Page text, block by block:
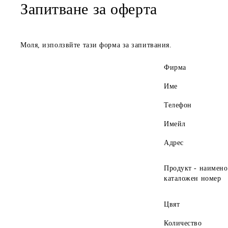
Запитване за оферта
Моля, използвйте тази форма за запитвания.
Фирма
Име
Телефон
Имейл
Адрес
Продукт -
каталожен номер
Цвят
Количество